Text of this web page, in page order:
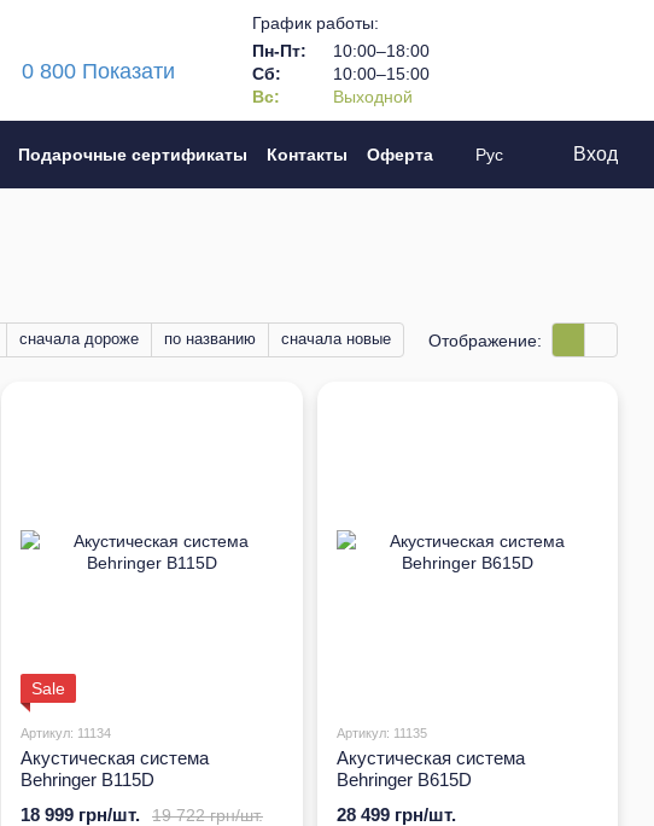
0 800 Показати
График работы:
Пн-Пт:
10:00–18:00
Сб:
10:00–15:00
Вс:
Выходной
Подарочные сертификаты Контакты
Оферта
Рус Вход
сначала дороже по названию сначала новые Отображение:
Sale
Артикул: 11134
Акустическая система
Behringer B115D
19 722 грн/шт.
18 999 грн/шт.
Артикул: 11135
Акустическая система
Behringer B615D
28 499 грн/шт.